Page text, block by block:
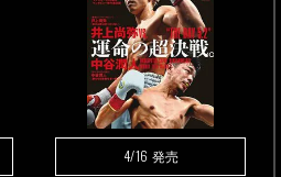
4/16 発売